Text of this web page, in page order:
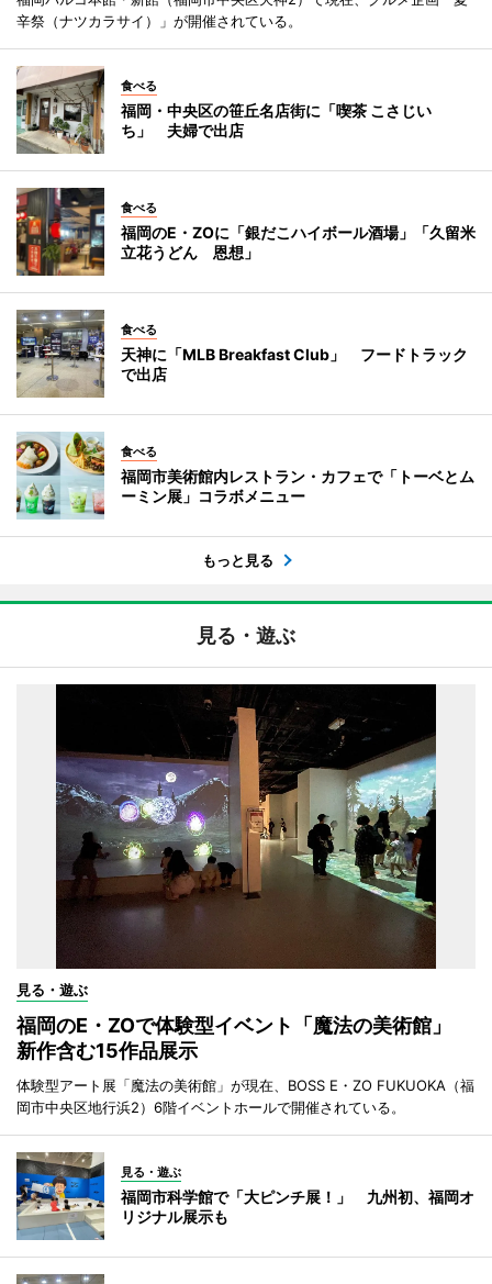
辛祭（ナツカラサイ）」が開催されている。
食べる
福岡・中央区の笹丘名店街に「喫茶 こさじい
ち」 夫婦で出店
食べる
福岡のE・ZOに「銀だこハイボール酒場」「久留米
立花うどん 恩想」
食べる
天神に「MLB Breakfast Club」 フードトラック
で出店
食べる
福岡市美術館内レストラン・カフェで「トーベとム
ーミン展」コラボメニュー
もっと見る
見る・遊ぶ
見る・遊ぶ
福岡のE・ZOで体験型イベント「魔法の美術館」
新作含む15作品展示
体験型アート展「魔法の美術館」が現在、BOSS E・ZO FUKUOKA（福
岡市中央区地行浜2）6階イベントホールで開催されている。
見る・遊ぶ
福岡市科学館で「大ピンチ展！」 九州初、福岡オ
リジナル展示も